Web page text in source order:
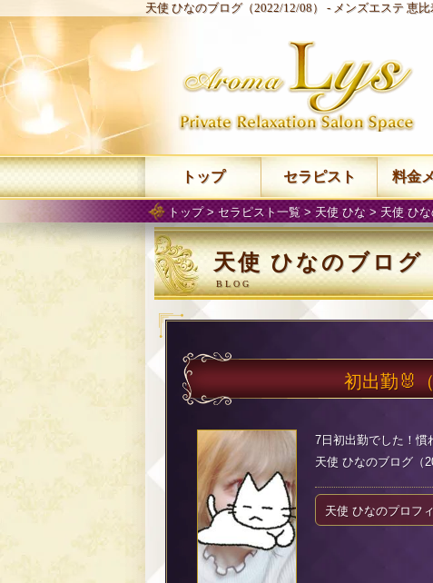
天使 ひなのブログ（2022/12/08） - メンズエステ 恵比
トップ> セラピスト一覧>天使 ひな > 天使 ひ
天使 ひなのブログ
初出勤🐰
7日初出勤でした！慣
天使 ひなのブログ（
天使 ひなのプロフ
トップ セラピスト 料金